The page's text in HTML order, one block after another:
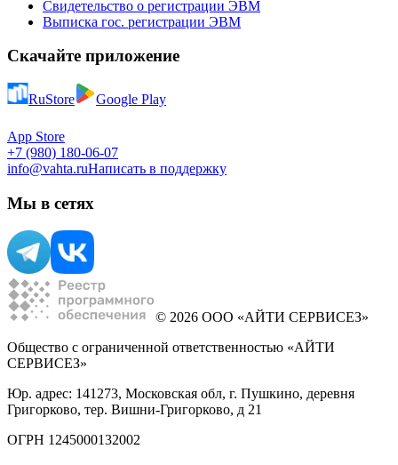
Свидетельство о регистрации ЭВМ
Выписка гос. регистрации ЭВМ
Скачайте приложение
RuStore Google Play
App Store
+7 (980) 180-06-07
info@vahta.ruНаписать в поддержку
Мы в сетях
© 2026 ООО «АЙТИ СЕРВИСЕЗ»
Общество с ограниченной ответственностью «АЙТИ
СЕРВИСЕЗ»
Юр. адрес: 141273, Московская обл, г. Пушкино, деревня
Григорково, тер. Вишни-Григорково, д 21
ОГРН 1245000132002